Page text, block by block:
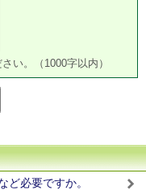
い。（1000字以内）
ど必要ですか。